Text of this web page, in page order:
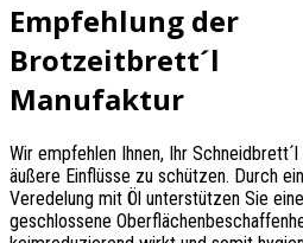
Empfehlung der
Brotzeitbrett´l
Manufaktur
Wir empfehlen Ihnen, Ihr
äußere Einflüsse zu schützen. Durch
Veredelung mit Öl unterstützen Sie eine
geschlossene